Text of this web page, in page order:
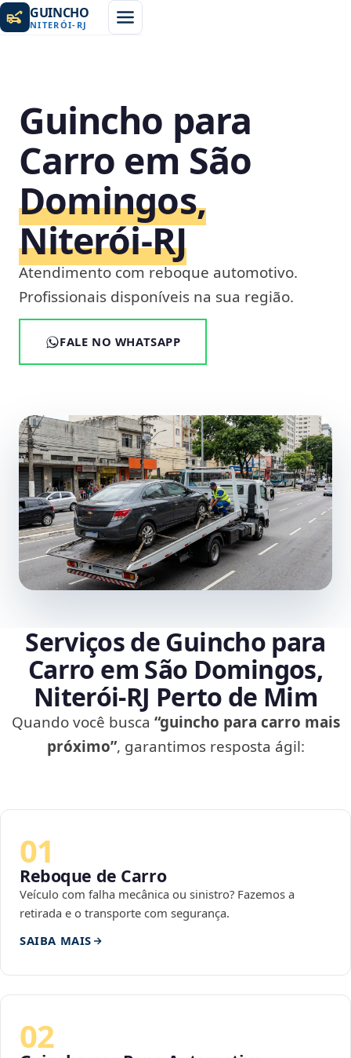
GUINCHO
NITERÓI- RJ
Guincho para
Carro em São
Domingos,
Niterói‑RJ
Atendimento com reboque automotivo.
Profissionais disponíveis na sua região.
FALE NO WHATSAPP
Serviços de Guincho para
Carro em São Domingos,
Niterói‑RJ Perto de Mim
Quando você busca “guincho para carro mais
próximo”, garantimos resposta ágil:
01
Reboque de Carro
Veículo com falha mecânica ou sinistro? Fazemos a
retirada e o transporte com segurança.
SAIBA MAIS
02